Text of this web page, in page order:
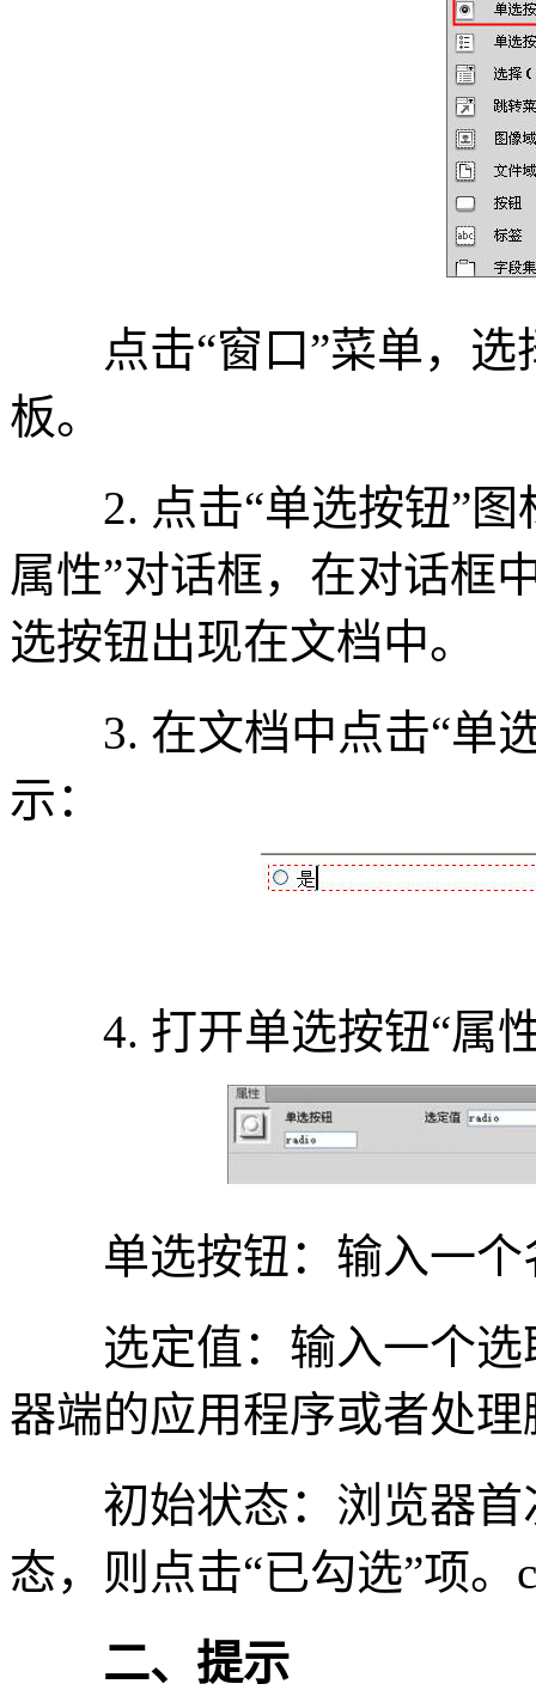
点击“窗口”菜单，选
板。
2. 点击“单选按钮”图
属性”对话框，在对话框
选按钮出现在文档中。
3. 在文档中点击“单选
示：
4. 打开单选按钮“属性
单选按钮：输入一个
选定值：输入一个选
器端的应用程序或者处
初始状态：浏览器首
态，则点击“已勾选”项。
二、提示